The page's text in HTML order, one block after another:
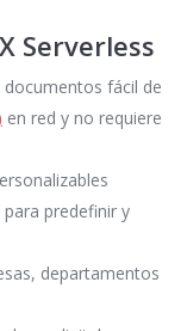
Serverless
fácil de
en red y no requiere
predefinir y
departamentos